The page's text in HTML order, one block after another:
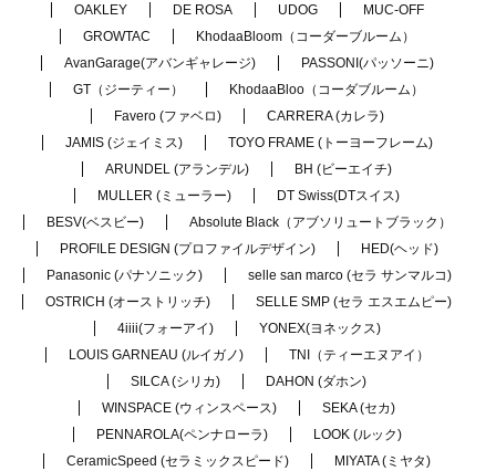
OAKLEY DE ROSA UDOG
MUC-OFF
GROWTAC
KhodaaBloom（コーダーブルーム）
AvanGarage(アバンギャレージ)
PASSONI(パッソーニ)
GT（ジーティー）
KhodaaBloo（コーダブルーム）
Favero (ファベロ)
CARRERA (カレラ)
JAMIS (ジェイミス)
TOYO FRAME (トーヨーフレーム)
ARUNDEL (アランデル)
BH (ビーエイチ)
MULLER (ミューラー)
DT Swiss(DTスイス)
BESV(ベスビー)
Absolute Black（アブソリュートブラック）
PROFILE DESIGN (プロファイルデザイン)
HED(ヘッド)
Panasonic (パナソニック)
selle san marco (セラ サンマルコ)
OSTRICH (オーストリッチ)
SELLE SMP (セラ エスエムピー)
4iiii(フォーアイ)
YONEX(ヨネックス)
LOUIS GARNEAU (ルイガノ)
TNI（ティーエヌアイ）
SILCA (シリカ)
DAHON (ダホン)
WINSPACE (ウィンスペース)
SEKA (セカ)
PENNAROLA(ペンナローラ)
LOOK (ルック)
CeramicSpeed (セラミックスピード)
MIYATA (ミヤタ)